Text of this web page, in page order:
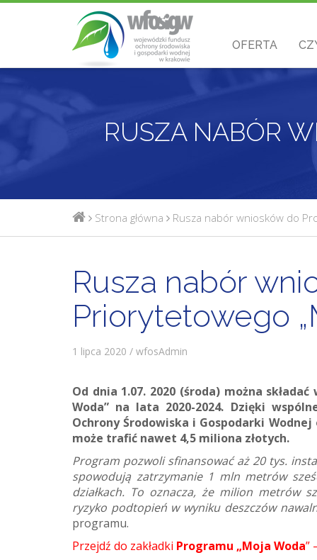
OFERTA
Strona główna Rusza nabór wniosków do
Rusza nabór
Priorytetowego
1 lipca 2020 / wfosAdmin
Od dnia 1.07. 2020 (środa) można
Woda” na lata 2020-2024. Dzięki
Ochrony Środowiska i Gospodarki
może trafić nawet 4,5 miliona złotych.
Program pozwoli sfinansować aż 20 tys.
spowodują zatrzymanie 1 mln metrów
działkach. To oznacza, że milion metrów
ryzyko podtopień w wyniku deszczów
programu.
Przejdź do zakładki Programu „Moja Woda”